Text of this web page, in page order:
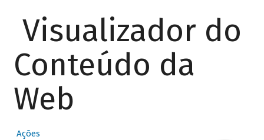
Visualizador do
Conteúdo da
Web
Ações